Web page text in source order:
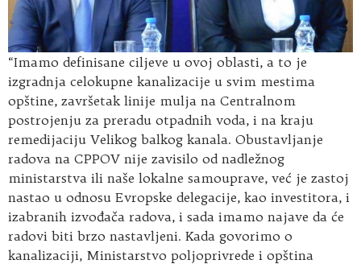
“Imamo definisane ciljeve u ovoj oblasti, a to je
izgradnja celokupne kanalizacije u svim mestima
opštine, završetak linije mulja na Centralnom
postrojenju za preradu otpadnih voda, i na kraju
remedijaciju Velikog balkog kanala. Obustavljanje
radova na CPPOV nije zavisilo od nadležnog
ministarstva ili naše lokalne samouprave, već je zastoj
nastao u odnosu Evropske delegacije, kao investitora, i
izabranih izvođača radova, i sada imamo najave da će
radovi biti brzo nastavljeni. Kada govorimo o
kanalizaciji, Ministarstvo poljoprivrede i opština